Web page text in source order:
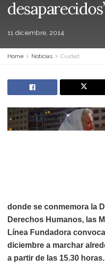
11 diciembre, 2014
Home Noticias Ciudad
donde se conmemora la
Derechos Humanos, las
Línea Fundadora
diciembre a marchar
a partir de las 15.30 horas.